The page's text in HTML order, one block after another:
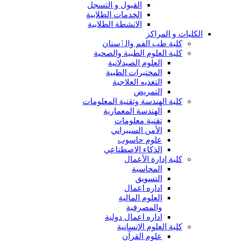
القبول و التسجل
الخدمات الطلابية
الانشطة الطلابية
الكليات و المراكز
كلية طب الفم والٲسنان
كلية العلوم الطبية والصحية
العلوم الصيدلانية
المختبرات الطبية
التغذيه العلاجية
التمريض
كلية الهندسة وتقنية المعلومات
الهندسة المعمارية
تقنية معلومات
الأمن السيبراني
علوم حاسوب
الذكاء الاصطناعي
كلية إدارة الأعمال
المحاسبة
التسويق
اداره اعمال
العلوم المالية
والمصرفية
اداره اعمال دولية
كلية العلوم الإنسانية
علوم القرآن